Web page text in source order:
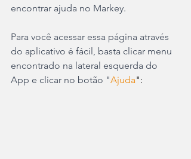
encontrar ajuda no Markey.
Para você acessar essa página através
do aplicativo é fácil, basta clicar menu
encontrado na lateral esquerda do
App e clicar no botão "Ajuda":